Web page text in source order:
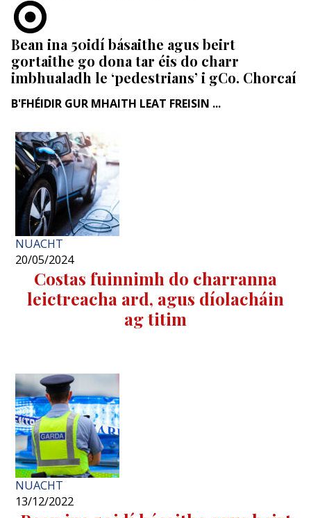
Bean ina 50idí básaithe agus beirt
gortaithe go dona tar éis do charr
imbhualadh le ‘pedestrians’ i gCo. Chorcaí
B'FHÉIDIR GUR MHAITH LEAT FREISIN ...
NUACHT
20/05/2024
Costas fuinnimh do charranna
leictreacha ard, agus díolacháin
ag titim
NUACHT
13/12/2022